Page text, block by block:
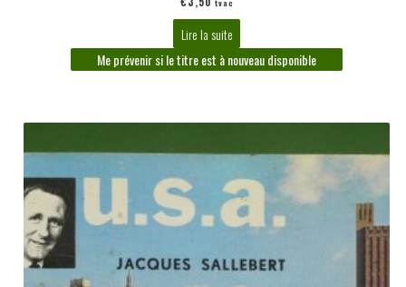
Lire la suite
Me prévenir si le titre est à nouveau disponible